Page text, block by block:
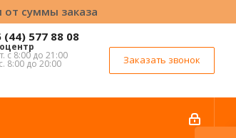
от суммы заказа
(44) 577 88 08
с 8:00 до 21:00
8:00 до 20:00 Заказать звонок